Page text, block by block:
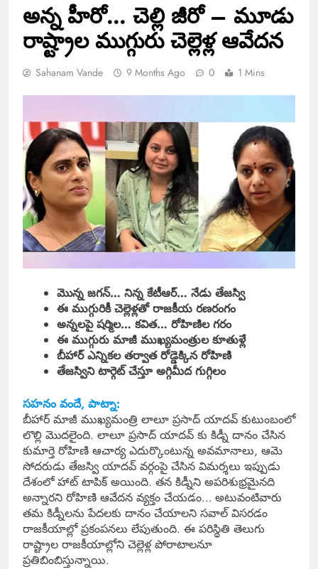
అన్న హీరో… చెల్లి జీరో – మూడు
రాష్ట్రాల ముగ్గురు చెల్లెళ్ల ఆవేదన
Sahanam Vande 9 Months Ago 0 1 Mins
మొన్న జగన్… నిన్న కేటీఆర్… నేడు తేజస్వి
ఈ ముగ్గురికీ చెల్లెళ్లతో రాజకీయ రణరంగం
అన్నలపై షర్మిల… కవిత… రోహిణిల గరం
ఈ ముగ్గురు మాజీ ముఖ్యమంత్రుల కూతుళ్లే
బీహార్ ఎన్నికల తర్వాత రోడ్డెక్కిన రోహిణి
తేజస్విని టార్గెట్ చేస్తూ అగ్గిమీద గుగ్గిలం
సహనం వందే, పాట్నా:
బీహార్ మాజీ ముఖ్యమంత్రి లాలూ ప్రసాద్ యాదవ్ కుటుంబంలో
లొల్లి మొదలైంది. లాలూ ప్రసాద్ యాదవ్ కు కిడ్నీ దానం చేసిన
కుమార్తె రోహిణి ఆచార్య ఎదుర్కొంటున్న అవమానాలు, ఆమె
సోదరుడు తేజస్వి యాదవ్ వర్గంపై చేసిన విమర్శలు ఇప్పుడు
దేశంలో హాట్ టాపిక్ అయింది. తన కిడ్నీని అపరిశుభ్రమైనది
అన్నారని రోహిణి ఆవేదన వ్యక్తం చేయడం… అటువంటివారు
తమ కిడ్నీలను పేదలకు దానం చేయాలని సవాల్ విసరడం
రాజకీయాల్లో ప్రకంపనలు లేపుతుంది. ఈ పరిస్థితి తెలుగు
రాష్ట్రాల రాజకీయాల్లోని చెల్లెళ్ల పోరాటాలనూ
ప్రతిబింబిస్తున్నాయి.